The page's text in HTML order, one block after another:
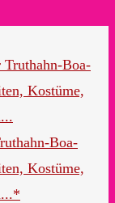
Boa-
Kostüme,